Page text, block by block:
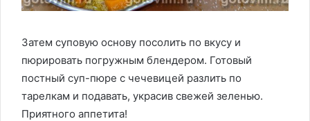
Затем суповую основу посолить по вкусу и
пюрировать погружным блендером. Готовый
постный суп-пюре с чечевицей разлить по
тарелкам и подавать, украсив свежей зеленью.
Приятного аппетита!